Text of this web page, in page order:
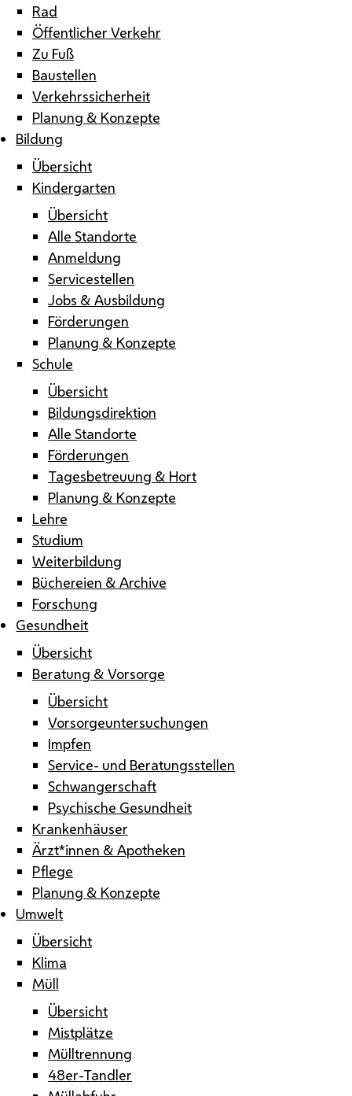
Rad
Öffentlicher Verkehr
Zu Fuß
Baustellen
Verkehrssicherheit
Planung & Konzepte
Bildung
Übersicht
Kindergarten
Übersicht
Alle Standorte
Anmeldung
Servicestellen
Jobs & Ausbildung
Förderungen
Planung & Konzepte
Schule
Übersicht
Bildungsdirektion
Alle Standorte
Förderungen
Tagesbetreuung & Hort
Planung & Konzepte
Lehre
Studium
Weiterbildung
Büchereien & Archive
Forschung
Gesundheit
Übersicht
Beratung & Vorsorge
Übersicht
Vorsorgeuntersuchungen
Impfen
Service- und Beratungsstellen
Schwangerschaft
Psychische Gesundheit
Krankenhäuser
Ärzt*innen & Apotheken
Pflege
Planung & Konzepte
Umwelt
Übersicht
Klima
Müll
Übersicht
Mistplätze
Mülltrennung
48er-Tandler